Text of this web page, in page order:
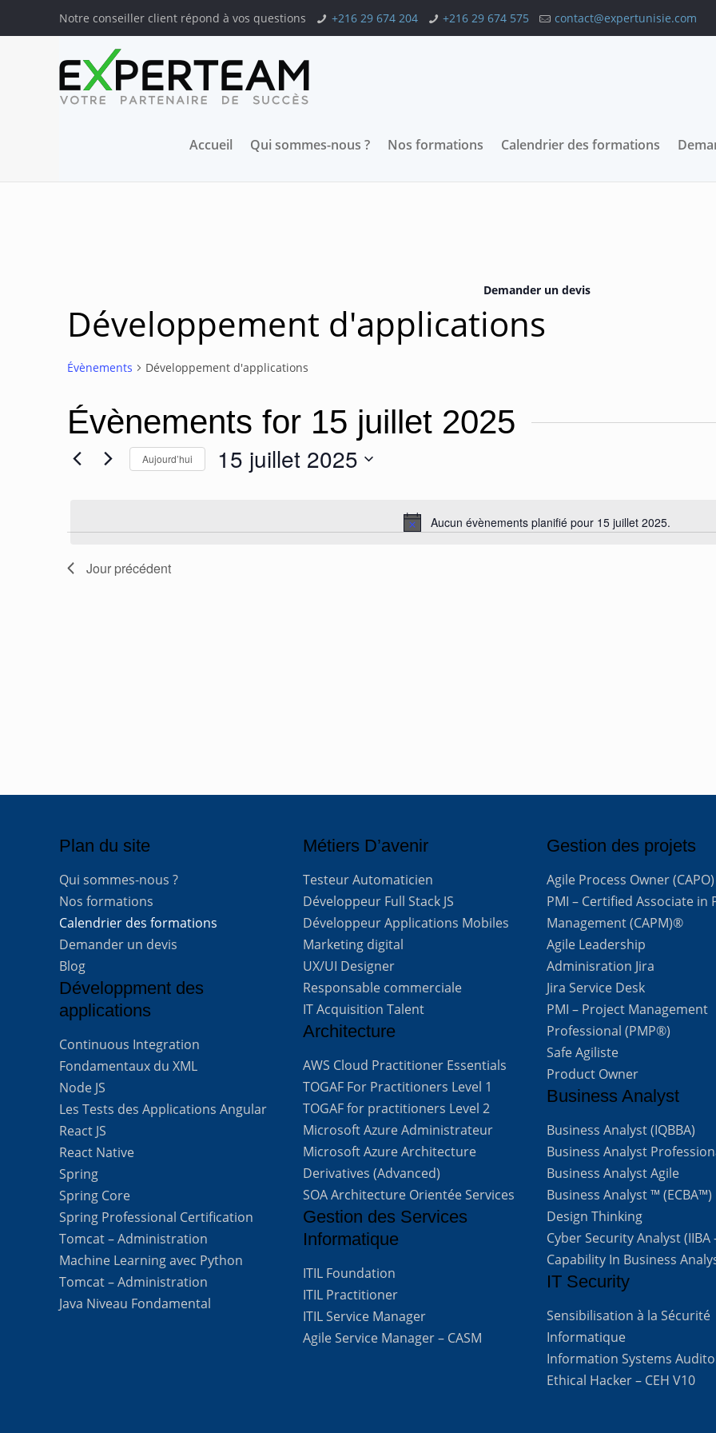
Notre conseiller client répond à vos questions +216 29 674 204 +216 29 674 575 contact@expertunisie.com
Accueil Qui sommes-nous ? Nos formations Calendrier des formations
Demander un devis
Développement d'applications
Évènements Développement d'applications
Évènements for 15 juillet 2025
Notice
Aucun évènements planifié pour 15 juillet 2025.
Aujourd’hui 15 juillet 2025
Jour précédent
Plan du site
Qui sommes-nous ?
Nos formations
Calendrier des formations
Demander un devis
Blog
Développment des
applications
Continuous Integration
Fondamentaux du XML
Node JS
Les Tests des Applications Angular
React JS
React Native
Spring
Spring Core
Spring Professional Certification
Tomcat – Administration
Machine Learning avec Python
Tomcat – Administration
Java Niveau Fondamental
Métiers D’avenir
Testeur Automaticien
Développeur Full Stack JS
Développeur Applications Mobiles
Marketing digital
UX/UI Designer
Responsable commerciale
IT Acquisition Talent
Architecture
AWS Cloud Practitioner Essentials
TOGAF For Practitioners Level 1
TOGAF for practitioners Level 2
Microsoft Azure Administrateur
Microsoft Azure Architecture
Derivatives (Advanced)
SOA Architecture Orientée Services
Gestion des Services
Informatique
ITIL Foundation
ITIL Practitioner
ITIL Service Manager
Agile Service Manager – CASM
Gestion des projets
Agile Process Owner (CAPO)
PMI – Certified Associate in
Management (CAPM)®
Agile Leadership
Adminisration Jira
Jira Service Desk
PMI – Project Management
Professional (PMP®)
Safe Agiliste
Product Owner
Business Analyst
Business Analyst (IQBBA)
Business Analyst
Business Analyst Agile
Business Analyst ™ (ECBA™)
Design Thinking
Cyber Security Analyst (IIBA
Capability In Business
IT Security
Sensibilisation à la Sécurité
Informatique
Information Systems
Ethical Hacker – CEH V10